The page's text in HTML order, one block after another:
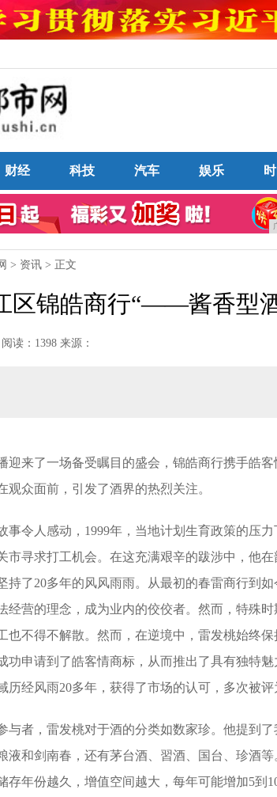
财经 科技 汽车 娱乐
> 资讯 > 正文
区锦皓商行“——酱香型
阅读：1398 来源：
迎来了一场备受瞩目的盛会，锦皓商行携手皓
观众面前，引发了酒界的热烈关注。
事令人感动，1999年，当地计划生育政策的压
市寻求打工机会。在这充满艰辛的跋涉中，他
持了20多年的风风雨雨。从最初的春雷商行到
经营的理念，成为业内的佼佼者。然而，特殊
也不得不解散。然而，在逆境中，雷发桃始终
功申请到了皓客情商标，从而推出了具有独特
历经风雨20多年，获得了市场的认可，多次被评
与者，雷发桃对于酒的分类如数家珍。他提到
液和剑南春，还有茅台酒、習酒、国台、珍酒
存年份越久，增值空间越大，每年可能增加5到